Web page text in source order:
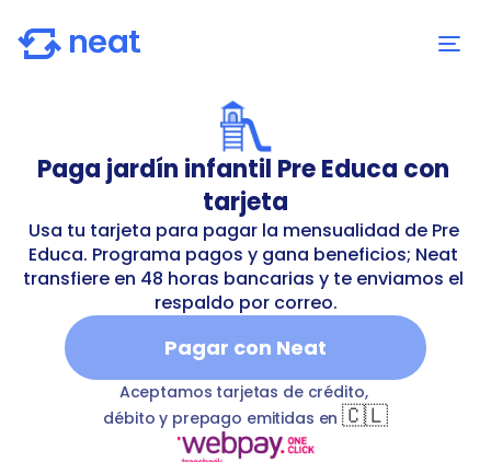
Paga jardín infantil Pre Educa con
tarjeta
Usa tu tarjeta para pagar la mensualidad de Pre
Educa. Programa pagos y gana beneficios; Neat
transfiere en 48 horas bancarias y te enviamos el
respaldo por correo.
Pagar con Neat
infantil-pre-educaTkindergartenPre Educa Spa
Aceptamos tarjetas de crédito,
débito y prepago emitidas en 🇨🇱